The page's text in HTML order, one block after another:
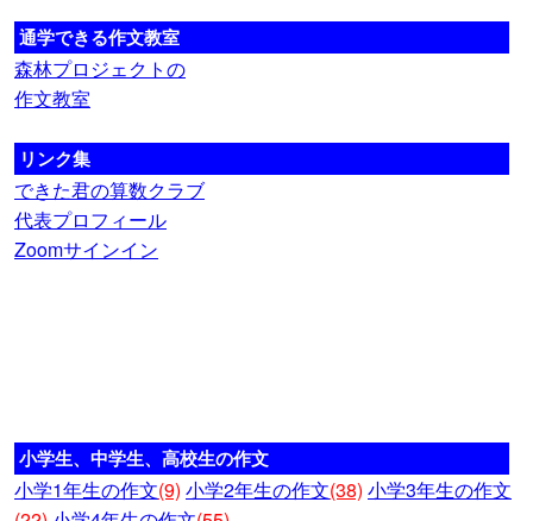
通学できる作文教室
森林プロジェクトの
作文教室
リンク集
できた君の算数クラブ
代表プロフィール
Zoomサインイン
小学生、中学生、高校生の作文
小学1年生の作文(9) 小学2年生の作文(38) 小学3年生の作文